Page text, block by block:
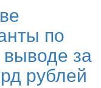
по
за
рублей